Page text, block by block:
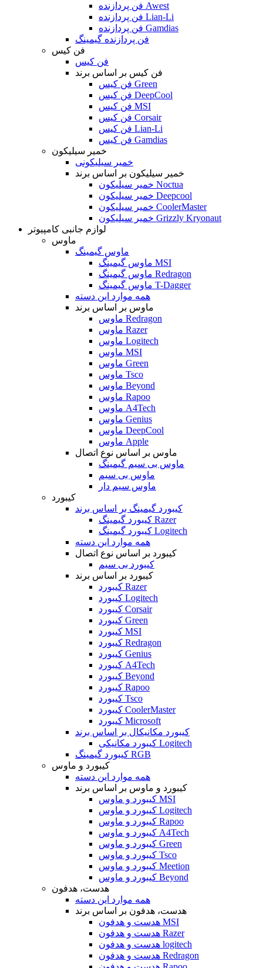
فن پردازنده Awest
فن پردازنده Lian-Li
فن پردازنده Gamdias
فن پردازنده گیمینگ
فن کیس
فن کیس
فن کیس بر اساس برند
فن کیس Green
فن کیس DeepCool
فن کیس MSI
فن کیس Corsair
فن کیس Lian-Li
فن کیس Gamdias
خمیر سیلیکون
خمیر سیلیکونی
خمیر سیلیکون بر اساس برند
خمیر سیلیکون Noctua
خمیر سیلیکون Deepcool
خمیر سیلیکون CoolerMaster
خمیر سیلیکون Grizzly Kryonaut
لوازم جانبی کامپیوتر
ماوس
ماوس گیمینگ
ماوس گیمینگ MSI
ماوس گیمینگ Redragon
ماوس گیمینگ T-Dagger
همه موارد این دسته
ماوس بر اساس برند
ماوس Redragon
ماوس Razer
ماوس Logitech
ماوس MSI
ماوس Green
ماوس Tsco
ماوس Beyond
ماوس Rapoo
ماوس A4Tech
ماوس Genius
ماوس DeepCool
ماوس Apple
ماوس بر اساس نوع اتصال
ماوس بی سیم گیمینگ
ماوس بی سیم
ماوس سیم دار
کیبورد
کیبورد گیمینگ بر اساس برند
کیبورد گیمینگ Razer
کیبورد گیمینگ Logitech
همه موارد این دسته
کیبورد بر اساس نوع اتصال
کیبورد بی سیم
کیبورد بر اساس برند
کیبورد Razer
کیبورد Logitech
کیبورد Corsair
کیبورد Green
کیبورد MSI
کیبورد Redragon
کیبورد Genius
کیبورد A4Tech
کیبورد Beyond
کیبورد Rapoo
کیبورد Tsco
کیبورد CoolerMaster
کیبورد Microsoft
کیبورد مکانیکال بر اساس برند
کیبورد مکانیکی Logitech
کیبورد گیمینگ RGB
کیبورد و ماوس
همه موارد این دسته
کیبورد و ماوس بر اساس برند
کیبورد و ماوس MSI
کیبورد و ماوس Logitech
کیبورد و ماوس Rapoo
کیبورد و ماوس A4Tech
کیبورد و ماوس Green
کیبورد و ماوس Tsco
کیبورد و ماوس Meetion
کیبورد و ماوس Beyond
هدست، هدفون
همه موارد این دسته
هدست، هدفون بر اساس برند
هدست و هدفون MSI
هدست و هدفون Razer
هدست و هدفون logitech
هدست و هدفون Redragon